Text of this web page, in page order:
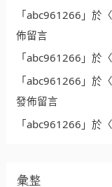
「abc961266 」於
佈留言
「abc961266 」於
「abc961266 」於
發佈留言
「abc961266 」於
彙整